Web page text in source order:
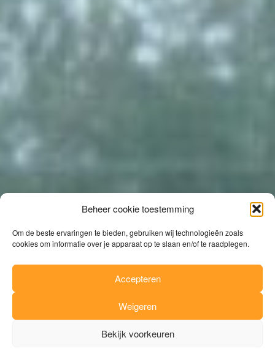
Beheer cookie toestemming
Om de beste ervaringen te bieden, gebruiken wij technologieën zoals
cookies om informatie over je apparaat op te slaan en/of te raadplegen.
Accepteren
Weigeren
Bekijk voorkeuren